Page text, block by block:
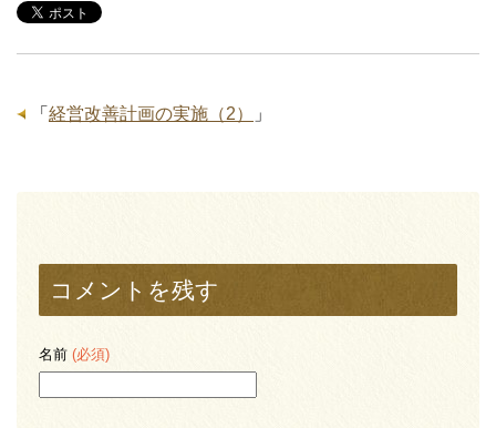
「 経営改善計画の実施（2） 」
コメントを残す
名前 (必須)